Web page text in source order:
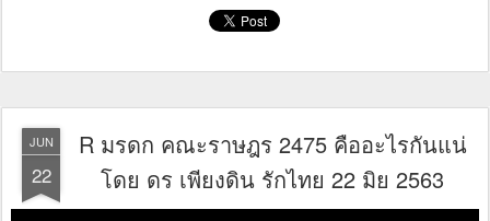
JUN
22
R มรดก คณะราษฎร 2475 คืออะไรกันแน่
โดย ดร เพียงดิน รักไทย 22 มิย 2563